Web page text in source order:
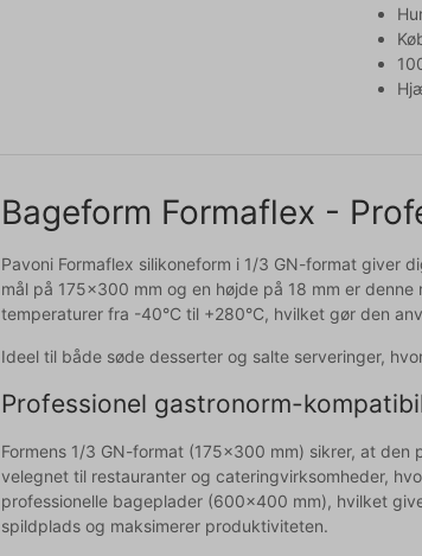
Bageform Formaflex -
Pavoni Formaflex silikoneform i 1/3 GN-format giver
mål på 175x300 mm og en højde på 18 mm er
temperaturer fra -40°C til +280°C, hvilket gør den
Ideel til både søde desserter og salte serveringer,
Professionel gastronorm-
Formens 1/3 GN-format (175x300 mm) sikrer, at
velegnet til restauranter og cateringvirksomheder,
professionelle bageplader (600x400 mm), hvilket
spildplads og maksimerer produktiviteten.